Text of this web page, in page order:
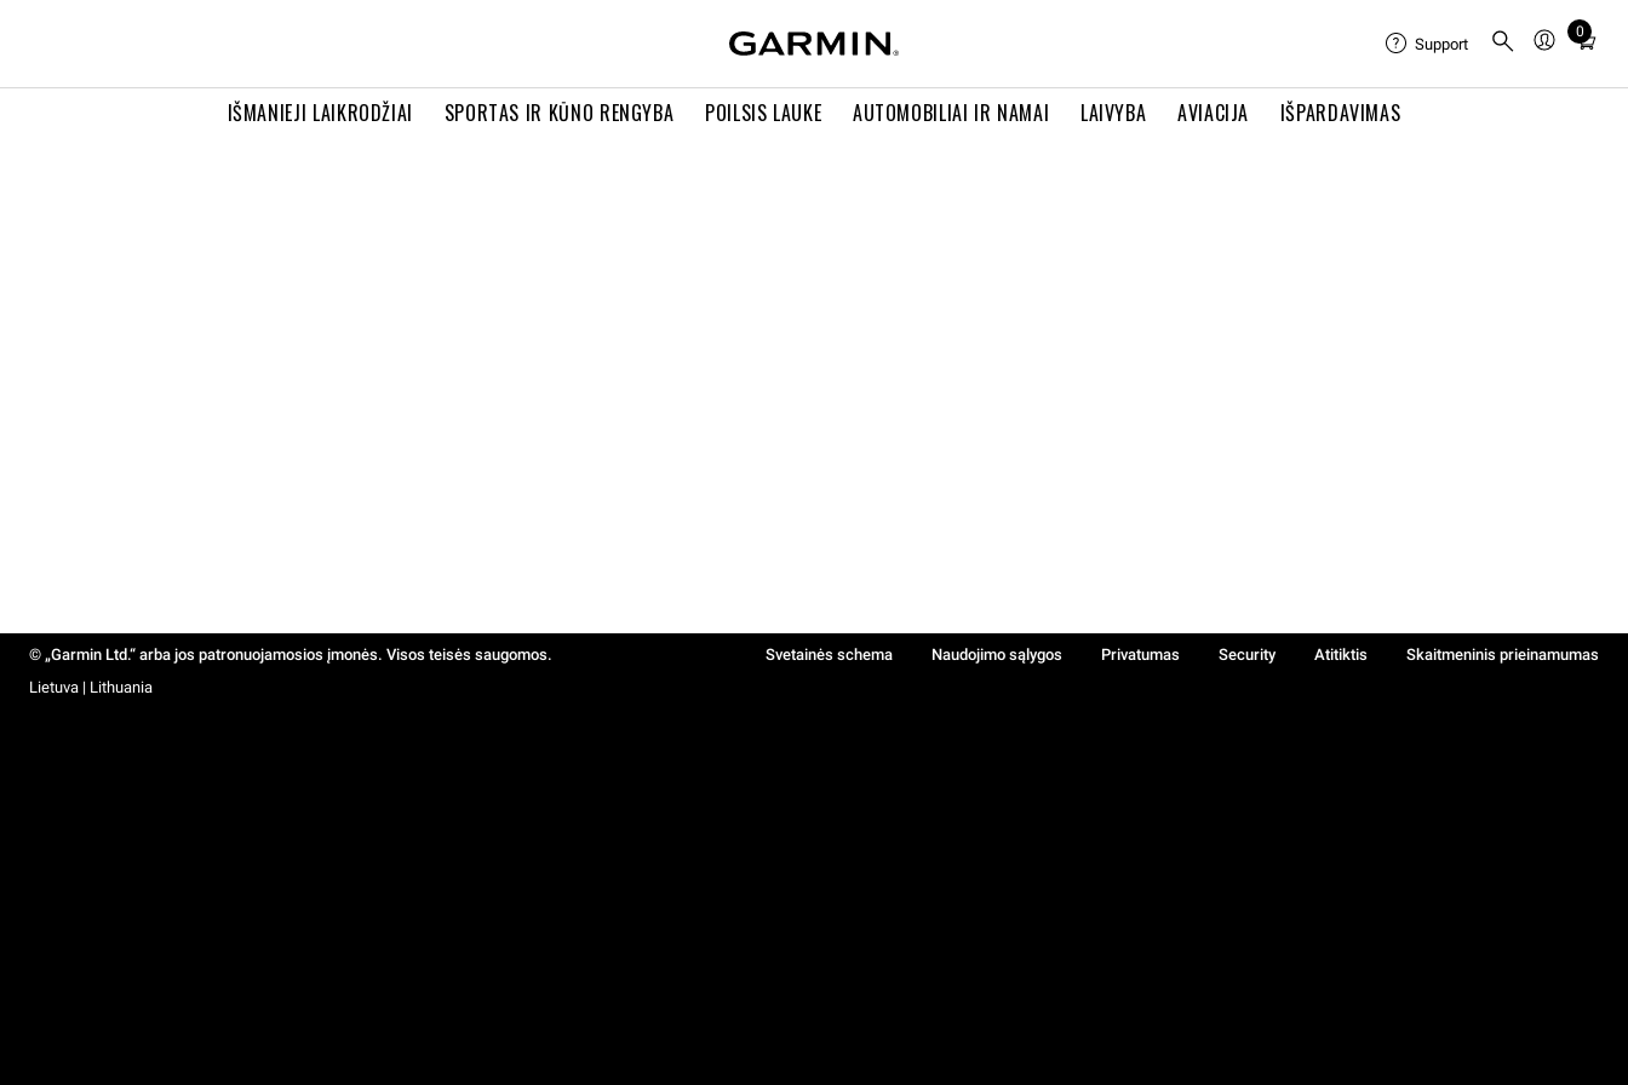
IŠMANIEJI LAIKRODŽIAI SPORTAS IR KŪNO RENGYBA POILSIS LAUKE AUTOMOBILIAI IR NAMAI LAIVYBA AVIACIJA IŠPARDAVIMAS
Support
0
Total
in
© „Garmin Ltd.“ arba jos patronuojamosios įmonės. Visos teisės saugomos. Svetainės schema Naudojimo sąlygos Privatumas Security Atitiktis
Skaitmeninis prieinamumas
Lietuva | Lithuania